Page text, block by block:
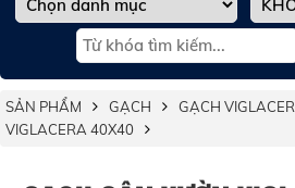
SẢN PHẨM GẠCH GẠCH
VIGLACERA 40X40